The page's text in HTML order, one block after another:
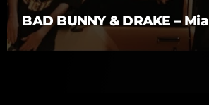
BAD BUNNY & DRAKE – Mia